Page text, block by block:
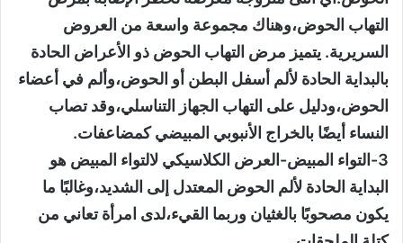
التهاب الحوض،وهناك مجموعة واسعة من العروض
السريرية. يتميز مرض التهاب الحوض ذو الأعراض الحادة
بالبداية الحادة لألم أسفل البطن أو الحوض،وألم في أعضاء
الحوض،ودليل على التهاب الجهاز التناسلي،وقد تصاب
النساء أيضًا بالخراج الأنبوبي المبيضي كمضاعفات.
3-التواء المبيض-العرض الكلاسيكي لالتواء المبيض هو
البداية الحادة لألم الحوض المعتدل إلى الشديد،وغالبًا ما
يكون مصحوبًا بالغثيان وربما القيء،لدى امرأة تعاني من